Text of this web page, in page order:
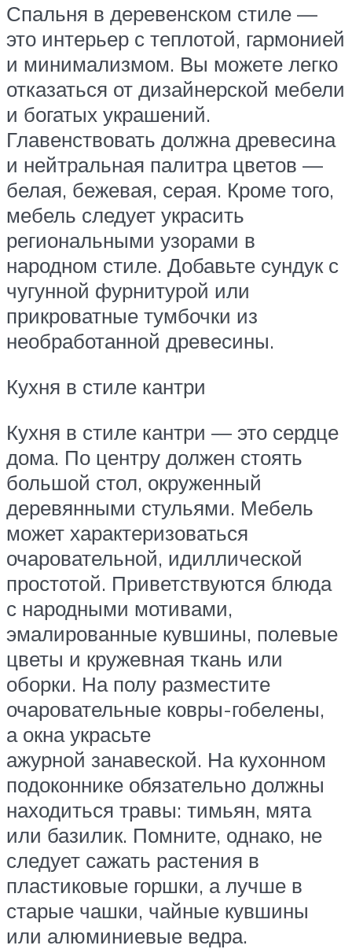
Спальня в деревенском стиле —
это интерьер с теплотой, гармонией
и минимализмом. Вы можете легко
отказаться от дизайнерской мебели
и богатых украшений.
Главенствовать должна древесина
и нейтральная палитра цветов —
белая, бежевая, серая. Кроме того,
мебель следует украсить
региональными узорами в
народном стиле. Добавьте сундук с
чугунной фурнитурой или
прикроватные тумбочки из
необработанной древесины.
Кухня в стиле кантри
Кухня в стиле кантри — это сердце
дома. По центру должен стоять
большой стол, окруженный
деревянными стульями. Мебель
может характеризоваться
очаровательной, идиллической
простотой. Приветствуются блюда
с народными мотивами,
эмалированные кувшины, полевые
цветы и кружевная ткань или
оборки. На полу разместите
очаровательные ковры-гобелены,
а окна украсьте
ажурной занавеской. На кухонном
подоконнике обязательно должны
находиться травы: тимьян, мята
или базилик. Помните, однако, не
следует сажать растения в
пластиковые горшки, а лучше в
старые чашки, чайные кувшины
или алюминиевые ведра.